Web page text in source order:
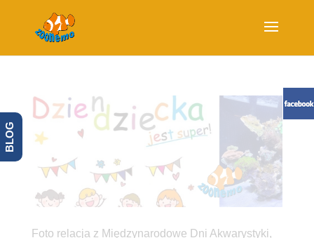
Foto relacja z Międzynarodowe Dni Akwarystyki,
BLOG